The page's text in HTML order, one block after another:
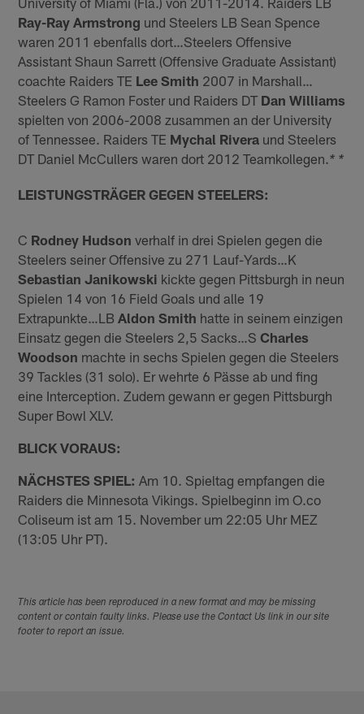
Ray-Ray Armstrong und Steelers LB Sean Spence
waren 2011 ebenfalls dort…Steelers Offensive
Assistant Shaun Sarrett (Offensive Graduate Assistant)
coachte Raiders TE Lee Smith 2007 in Marshall…
Steelers G Ramon Foster und Raiders DT Dan Williams
spielten von 2006-2008 zusammen an der University
of Tennessee. Raiders TE Mychal Rivera und Steelers
DT Daniel McCullers waren dort 2012 Teamkollegen. * *
LEISTUNGSTRÄGER GEGEN STEELERS:
C Rodney Hudson verhalf in drei Spielen gegen die
Steelers seiner Offensive zu 271 Lauf-Yards…K
Sebastian Janikowski kickte gegen Pittsburgh in neun
Spielen 14 von 16 Field Goals und alle 19
Extrapunkte…LB Aldon Smith hatte in seinem einzigen
Einsatz gegen die Steelers 2,5 Sacks…SCharles
Woodson machte in sechs Spielen gegen die Steelers
39 Tackles (31 solo). Er wehrte 6 Pässe ab und fing
eine Interception. Zudem gewann er gegen Pittsburgh
Super Bowl XLV.
BLICK VORAUS:
NÄCHSTES SPIEL: Am 10. Spieltag empfangen die
Raiders die Minnesota Vikings. Spielbeginn im O.co
Coliseum ist am 15. November um 22:05 Uhr MEZ
(13:05 Uhr PT).
This article has been reproduced in a new format and may be missing
content or contain faulty links. Please use the Contact Us link in our site
footer to report an issue.